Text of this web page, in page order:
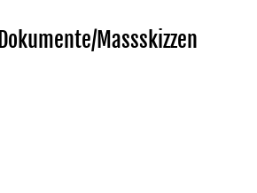
Dokumente/Massskizzen